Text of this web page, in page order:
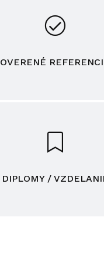
OVERENÉ
DIPLOMY /